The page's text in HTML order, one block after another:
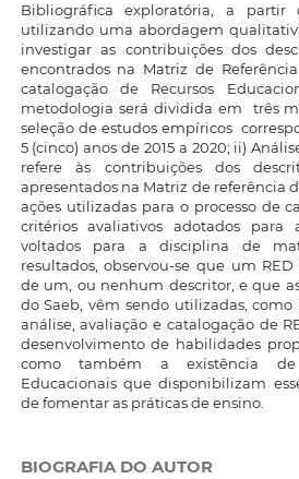
Bibliográfica exploratória, a partir
utilizando uma abordagem
investigar as contribuições dos
encontrados na Matriz de
catalogação de Recursos
metodologia será dividida em três
seleção de estudos empíricos
5 (cinco) anos de 2015 a 2020; ii)
refere às contribuições dos
apresentados na Matriz de referência
ações utilizadas para o processo de
critérios avaliativos adotados para
voltados para a disciplina de
resultados, observou-se que um
de um, ou nenhum descritor, e que
do Saeb, vêm sendo utilizadas,
análise, avaliação e catalogação de
desenvolvimento de habilidades
como também a existência de
Educacionais que disponibilizam
de fomentar as práticas de ensino.
BIOGRAFIA DO AUTOR